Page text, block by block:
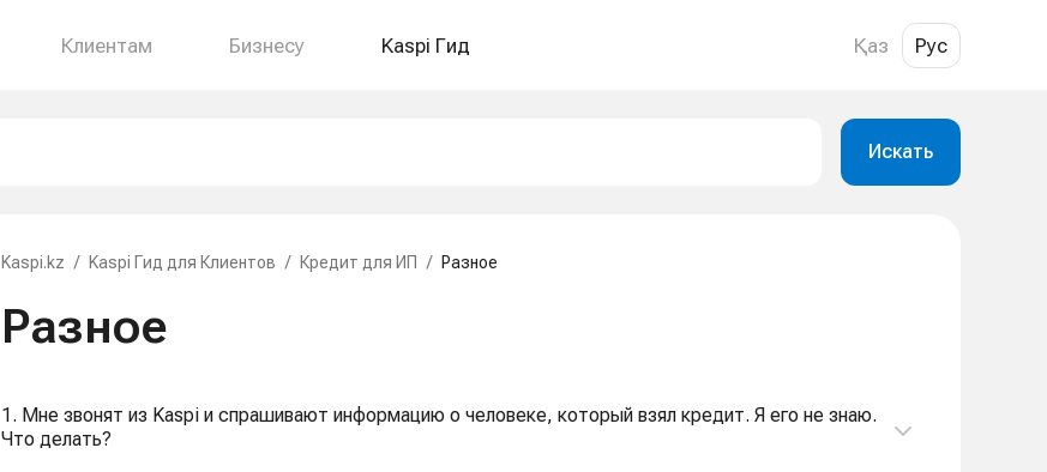
Клиентам Бизнесу Kaspi Гид Қаз Рус
Искать
Kaspi.kz / Kaspi Гид для Клиентов / Кредит для ИП / Разное
Разное
1. Мне звонят из Kaspi и спрашивают информацию о человеке, который взял кредит. Я его не знаю.
Что делать?